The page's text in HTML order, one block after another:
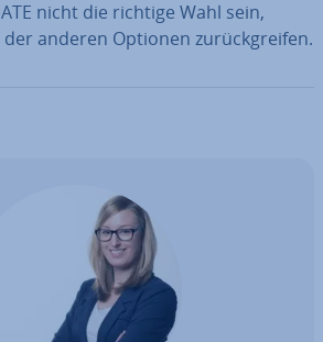
nicht die richtige Wahl sein,
der anderen Optionen zu­rück­grei­fen.